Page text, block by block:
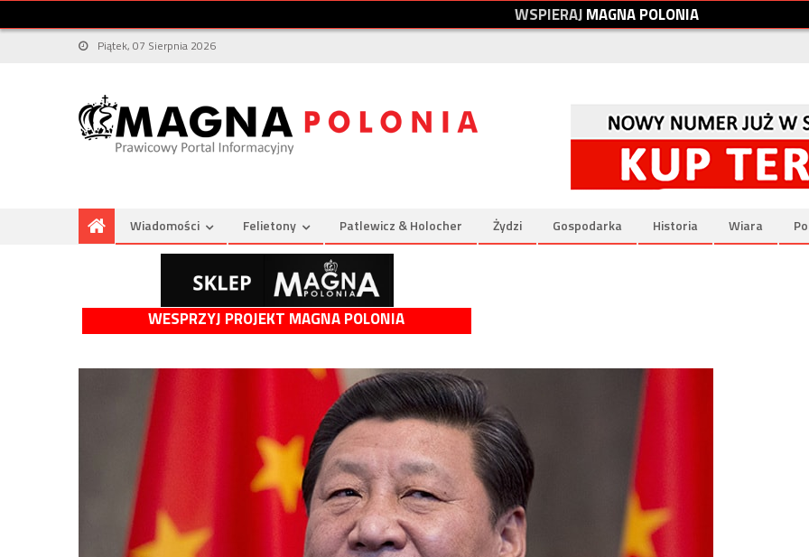
WSPIERAJMAGNAPOLONIA
Piątek, 07 Sierpnia 2026
Wiadomości Felietony Patlewicz & Holocher Żydzi Gospodarka Historia Wiara
WESPRZYJ PROJEKT MAGNA POLONIA